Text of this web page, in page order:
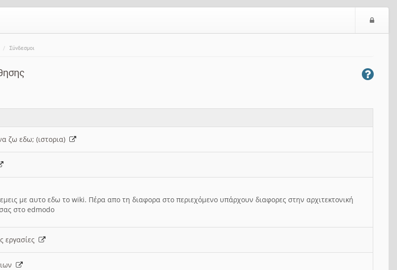
Σύνδεσμοι
ζω εδω; (ιστορια)
με αυτο εδω το wiki. Πέρα απο τη διαφορα στο περιεχόμενο υπάρχουν διαφορες στην αρχιτεκτονική
στο edmodo
εργασίες